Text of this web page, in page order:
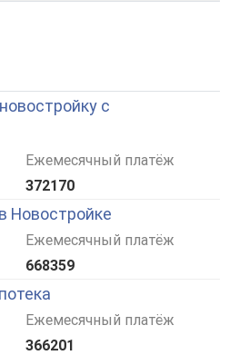
с
Ежемесячный платёж
372170
Новостройке
Ежемесячный платёж
668359
Ежемесячный платёж
366201